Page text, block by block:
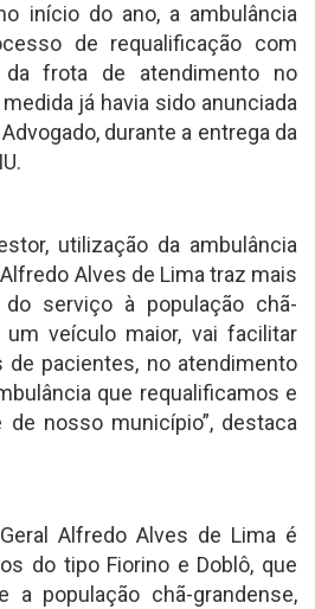
início do ano, a ambulância
de requalificação com
frota de atendimento no
já havia sido anunciada
durante a entrega da
utilização da ambulância
Alves de Lima traz mais
serviço à população chã-
um veículo maior, vai facilitar
pacientes, no atendimento
que requalificamos e
de nosso município”, destaca
Alfredo Alves de Lima é
do tipo Fiorino e Doblô, que
a população chã-grandense,